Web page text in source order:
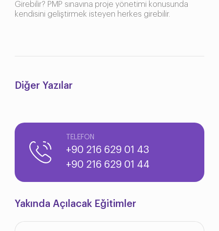
Girebilir? PMP sınavına proje yönetimi konusunda
kendisini geliştirmek isteyen herkes girebilir.
Diğer Yazılar
TELEFON
+90 216 629 01 43
+90 216 629 01 44
Yakında Açılacak Eğitimler